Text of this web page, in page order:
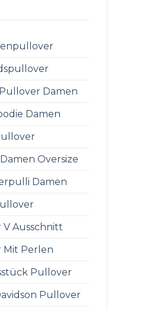
Damen
Damen
Oversize
Damen
Ausschnitt
Mit Perlen
Pullover
Pullover